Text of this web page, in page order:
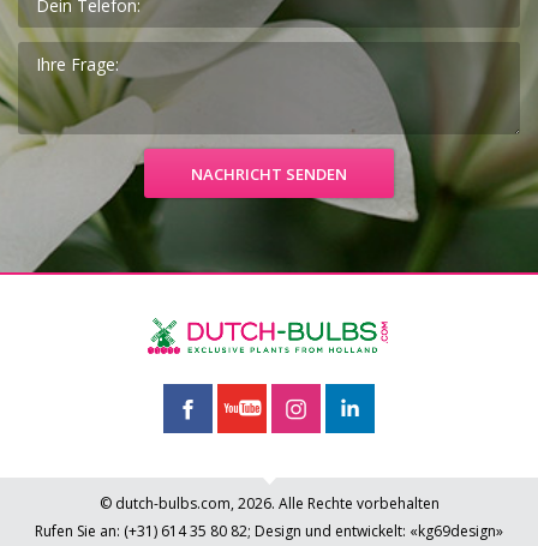
© dutch-bulbs.com, 2026. Alle Rechte vorbehalten
Rufen Sie an: (+31) 614 35 80 82; Design und entwickelt: «kg69design»